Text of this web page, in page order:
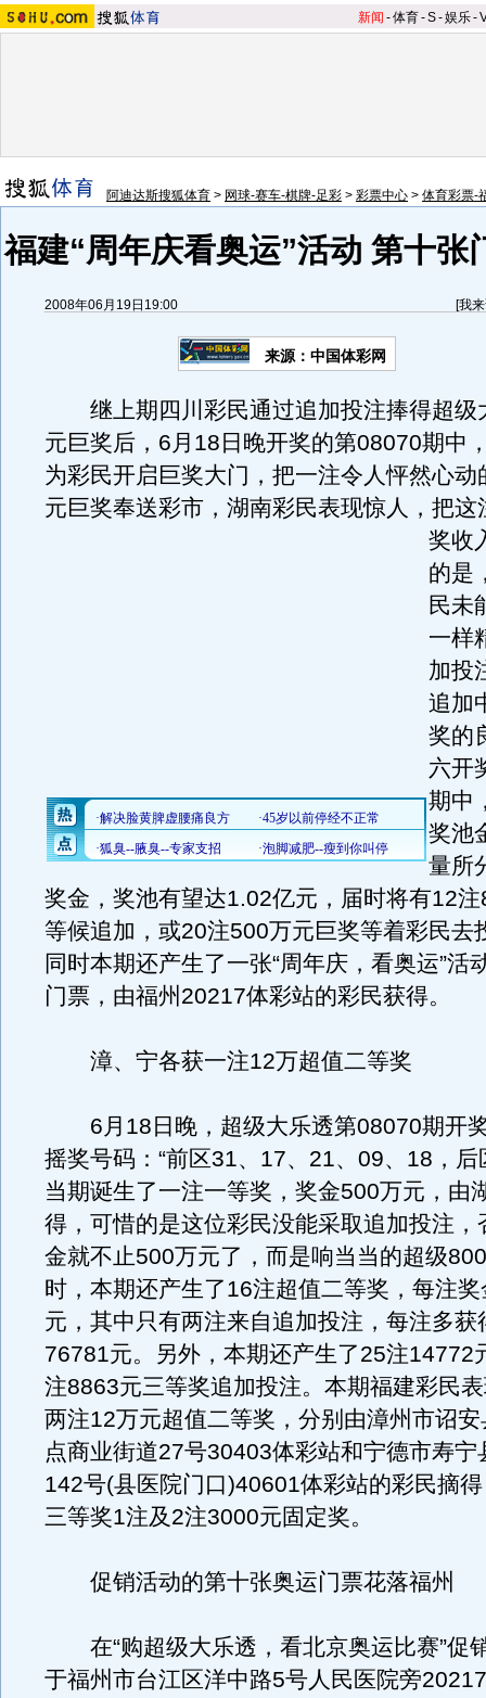
新闻 -体育-S-娱乐-
阿迪达斯搜狐体育 > 网球-赛车-棋牌-足彩 > 彩票中心 > 体育彩票-
福建“周年庆看奥运”活动 第十张
2008年06月19日19:00 [我
来源：中国体彩网
继上期四川彩民通过追加投注捧得超级
元巨奖后，6月18日晚开奖的第08070期中
为彩民开启巨奖大门，把一注令人怦然心动
元巨奖奉送彩市，湖南彩民表现惊人，把这
奖收
的是
民未
一样
加投
追加
奖的
六开
期中
奖池
量所
奖金，奖池有望达1.02亿元，届时将有12
等候追加，或20注500万元巨奖等着彩民去
同时本期还产生了一张“周年庆，看奥运”活
门票，由福州20217体彩站的彩民获得。
漳、宁各获一注12万超值二等奖
6月18日晚，超级大乐透第08070期开
摇奖号码：“前区31、17、21、09、18，后
当期诞生了一注一等奖，奖金500万元，由
得，可惜的是这位彩民没能采取追加投注，
金就不止500万元了，而是响当当的超级
时，本期还产生了16注超值二等奖，每注
元，其中只有两注来自追加投注，每注多获
76781元。另外，本期还产生了25注14772
注8863元三等奖追加投注。本期福建彩民
两注12万元超值二等奖，分别由漳州市诏
点商业街道27号30403体彩站和宁德市寿宁
142号(县医院门口)40601体彩站的彩民摘
三等奖1注及2注3000元固定奖。
促销活动的第十张奥运门票花落福州
在“购超级大乐透，看北京奥运比赛”促
于福州市台江区洋中路5号人民医院旁